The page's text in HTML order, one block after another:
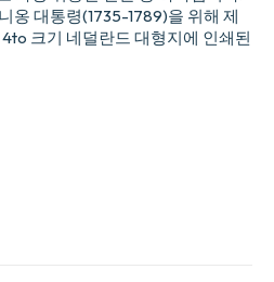
옹 대통령(1735-1789)을 위해 제
크기 네덜란드 대형지에 인쇄된